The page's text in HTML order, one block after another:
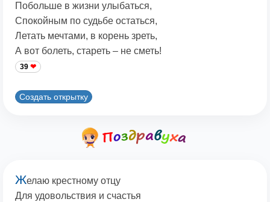
Побольше в жизни улыбаться,
Спокойным по судьбе остаться,
Летать мечтами, в корень зреть,
А вот болеть, стареть – не сметь!
39
Создать открытку
Желаю крестному отцу
Для удовольствия и счастья